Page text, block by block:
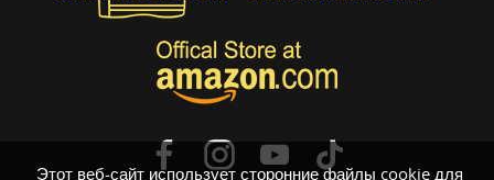
Этот веб-сайт использует сторонние файлы cookie для